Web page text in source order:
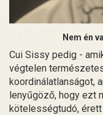
Nem én
Cui Sissy pedig -
végtelen
koordinálatlanságot,
lenyűgöző, hogy ezt
kötelességtudó,